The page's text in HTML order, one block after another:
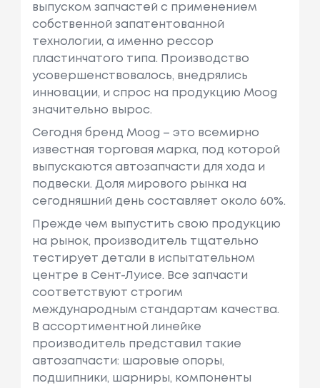
выпуском запчастей с применением
собственной запатентованной
технологии, а именно рессор
пластинчатого типа. Производство
усовершенствовалось, внедрялись
инновации, и спрос на продукцию Moog
значительно вырос.
Сегодня бренд Moog – это всемирно
известная торговая марка, под которой
выпускаются автозапчасти для хода и
подвески. Доля мирового рынка на
сегодняшний день составляет около 60%.
Прежде чем выпустить свою продукцию
на рынок, производитель тщательно
тестирует детали в испытательном
центре в Сент-Луисе. Все запчасти
соответствуют строгим
международным стандартам качества.
В ассортиментной линейке
производитель представил такие
автозапчасти: шаровые опоры,
подшипники, шарниры, компоненты